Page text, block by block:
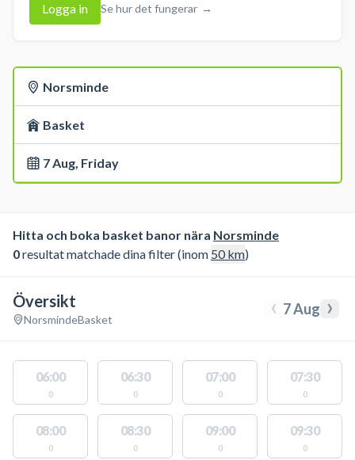
Logga in Se hur det fungerar →
Norsminde
Basket
7 Aug, Friday
Hitta och boka basket banor nära Norsminde
0resultat matchade dina filter (inom 50km)
Översikt
NorsmindeBasket ‹ 7 Aug ›
06:00
0
06:30
0
07:00
0
07:30
0
08:00
0
08:30
0
09:00
0
09:30
0